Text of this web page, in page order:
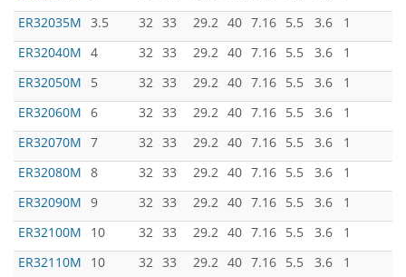
ER32035M 3.5 32 33 29.2 40 7.16 5.5 3.6
1
ER32040M 4 32 33 29.2 40 7.16 5.5 3.6
1
ER32050M
5 32 33 29.2 40 7.16 5.5 3.6
1
ER32060M 6 32 33 29.2 40 7.16 5.5 3.6
1
ER32070M 7 32 33 29.2 40 7.16 5.5 3.6
1
ER32080M 8 32 33 29.2 40 7.16 5.5 3.6
1
ER32090M 9 32 33 29.2 40 7.16 5.5 3.6
1
ER32100M
10 32 33 29.2 40 7.16 5.5 3.6
1
ER32110M
10 32 33 29.2 40 7.16 5.5 3.6
1